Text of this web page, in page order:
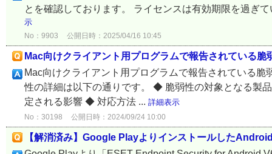
とを確認しております。 ライセンスは有効期限を過ぎ
示
No：9903 公開日時：2025/04/16 10:45
Mac向けクライアント用プログラムで報告されている
Mac向けクライアント用プログラムで報告されている
性の詳細は以下の通りです。 ◆ 脆弱性の対象となる
定される影響 ◆ 対応方法 ... 詳細表示
No：30198 公開日時：2024/09/24 10:00
【解消済み】Google Playよりインストールした